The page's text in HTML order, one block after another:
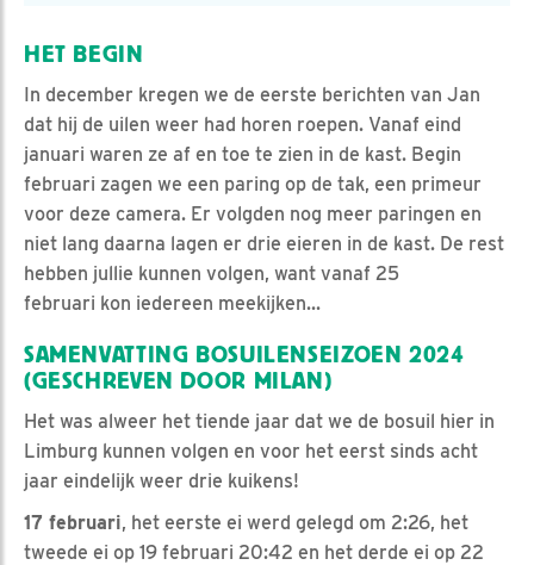
HET BEGIN
In december kregen we de eerste berichten van Jan
dat hij de uilen weer had horen roepen. Vanaf eind
januari waren ze af en toe te zien in de kast. Begin
februari zagen we een paring op de tak, een primeur
voor deze camera. Er volgden nog meer paringen en
niet lang daarna lagen er drie eieren in de kast. De rest
hebben jullie kunnen volgen, want vanaf 25
februari kon iedereen meekijken...
SAMENVATTING BOSUILENSEIZOEN 2024
(GESCHREVEN DOOR MILAN)
Het was alweer het tiende jaar dat we de bosuil hier in
Limburg kunnen volgen en voor het eerst sinds acht
jaar eindelijk weer drie kuikens!
17 februari, het eerste ei werd gelegd om 2:26, het
tweede ei op 19 februari 20:42 en het derde ei op 22